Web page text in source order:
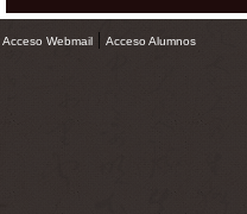
Acceso Webmail | Acceso Alumnos